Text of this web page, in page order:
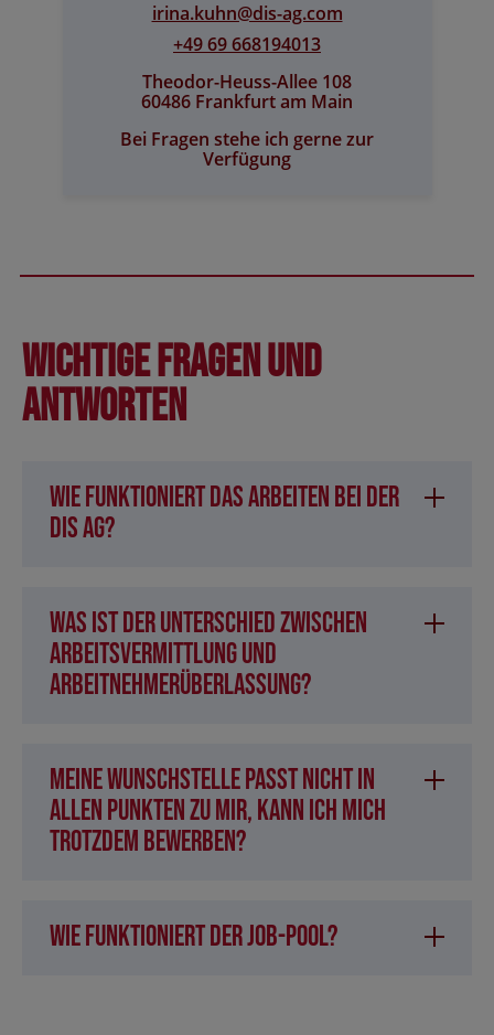
irina.kuhn@​dis-ag.com
+49 69 668194013
Theodor-Heuss-Allee 108
60486 Frankfurt am Main
Bei Fragen stehe ich gerne zur
Verfügung
Wichtige Fragen und
Antworten
Wie funktioniert das Arbeiten bei der
DIS AG?
Was ist der Unterschied zwischen
Arbeitsvermittlung und
Arbeitnehmerüberlassung?
Meine Wunschstelle passt nicht in
allen Punkten zu mir, kann ich mich
trotzdem bewerben?
Wie funktioniert der Job-Pool?